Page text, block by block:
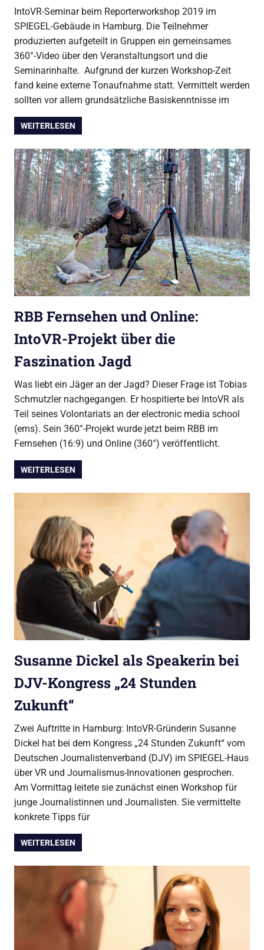
IntoVR-Seminar beim Reporterworkshop 2019 im
SPIEGEL-Gebäude in Hamburg. Die Teilnehmer
produzierten aufgeteilt in Gruppen ein gemeinsames
360°-Video über den Veranstaltungsort und die
Seminarinhalte. Aufgrund der kurzen Workshop-Zeit
fand keine externe Tonaufnahme statt. Vermittelt werden
sollten vor allem grundsätzliche Basiskenntnisse im
WEITERLESEN
RBB Fernsehen und Online:
IntoVR-Projekt über die
Faszination Jagd
Was liebt ein Jäger an der Jagd? Dieser Frage ist Tobias
Schmutzler nachgegangen. Er hospitierte bei IntoVR als
Teil seines Volontariats an der electronic media school
(ems). Sein 360°-Projekt wurde jetzt beim RBB im
Fernsehen (16:9) und Online (360°) veröffentlicht.
WEITERLESEN
Susanne Dickel als Speakerin bei
DJV-Kongress „24 Stunden
Zukunft“
Zwei Auftritte in Hamburg: IntoVR-Gründerin Susanne
Dickel hat bei dem Kongress „24 Stunden Zukunft“ vom
Deutschen Journalistenverband (DJV) im SPIEGEL-Haus
über VR und Journalismus-Innovationen gesprochen.
Am Vormittag leitete sie zunächst einen Workshop für
junge Journalistinnen und Journalisten. Sie vermittelte
konkrete Tipps für
WEITERLESEN